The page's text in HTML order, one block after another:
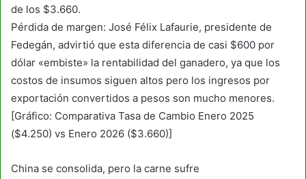
de los $3.660.
Pérdida de margen: José Félix Lafaurie, presidente de
Fedegán, advirtió que esta diferencia de casi $600 por
dólar «embiste» la rentabilidad del ganadero, ya que los
costos de insumos siguen altos pero los ingresos por
exportación convertidos a pesos son mucho menores.
[Gráfico: Comparativa Tasa de Cambio Enero 2025
($4.250) vs Enero 2026 ($3.660)]
China se consolida, pero la carne sufre